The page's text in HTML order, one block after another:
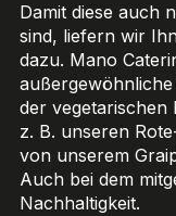
Damit diese auch
sind, liefern wir
dazu. Mano
der vegetarischen
z. B. unseren
von unserem
Auch bei dem
Nachhaltigkeit.